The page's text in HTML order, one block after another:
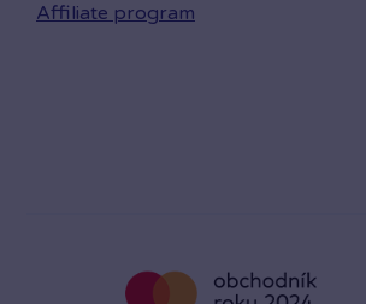
Affiliate program